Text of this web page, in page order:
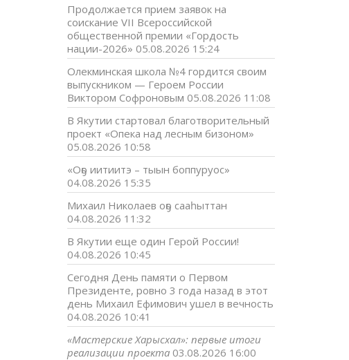
Продолжается прием заявок на
соискание VII Всероссийской
общественной премии «Гордость
нации-2026» 05.08.2026 15:24
Олекминская школа №4 гордится своим
выпускником — Героем России
Виктором Софроновым 05.08.2026 11:08
В Якутии стартовал благотворительный
проект «Опека над лесным бизоном»
05.08.2026 10:58
«Оҕо иитиитэ – тыын боппуруос»
04.08.2026 15:35
Михаил Николаев оҕо сааһыттан
04.08.2026 11:32
В Якутии еще один Герой России!
04.08.2026 10:45
Сегодня День памяти о Первом
Президенте, ровно 3 года назад в этот
день Михаил Ефимович ушел в вечность
04.08.2026 10:41
«Мастерские Харысхал»: первые итоги
реализации проекта 03.08.2026 16:00